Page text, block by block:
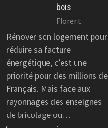
bois
Florent
Rénover son logement pour
réduire sa facture
énergétique, c’est une
priorité pour des millions de
Français. Mais face aux
rayonnages des enseignes
de bricolage ou…